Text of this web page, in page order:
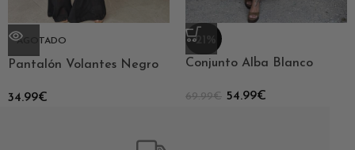
AGOTADO
Pantalón Volantes Negro
34.99€
-21%
Conjunto Alba Blanco
69.99€ 54.99€